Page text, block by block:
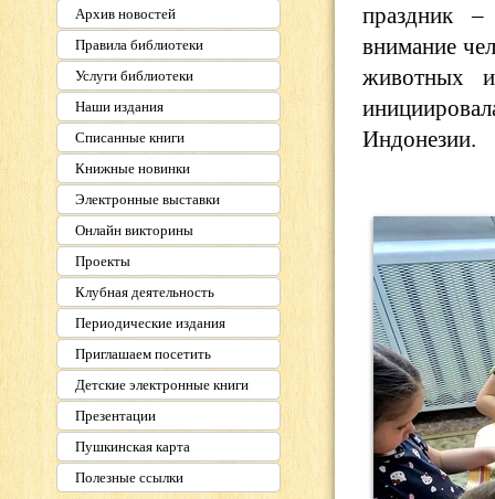
Архив новостей
Правила библиотеки
Услуги библиотеки
Наши издания
Списанные книги
Книжные новинки
Электронные выставки
Онлайн викторины
Проекты
Клубная деятельность
Периодические издания
Приглашаем посетить
Детские электронные книги
Презентации
Пушкинская карта
Полезные ссылки
праздник
внимание
животных
Индонезии.